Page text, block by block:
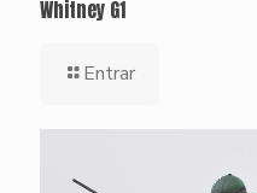
Whitney G1
Entrar